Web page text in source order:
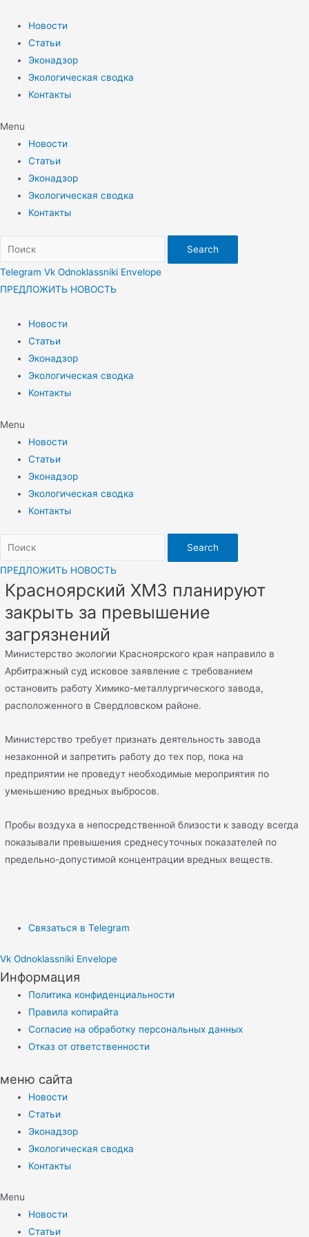
содержимому
Новости
Статьи
Эконадзор
Экологическая сводка
Контакты
Menu
Новости
Статьи
Эконадзор
Экологическая сводка
Контакты
Search
Telegram Vk Odnoklassniki Envelope
ПРЕДЛОЖИТЬ НОВОСТЬ
Новости
Статьи
Эконадзор
Экологическая сводка
Контакты
Menu
Новости
Статьи
Эконадзор
Экологическая сводка
Контакты
Search
ПРЕДЛОЖИТЬ НОВОСТЬ
Красноярский ХМЗ планируют
закрыть за превышение
загрязнений
Министерство экологии Красноярского края направило в
Арбитражный суд исковое заявление с требованием
остановить работу Химико-металлургического завода,
расположенного в Свердловском районе.
Министерство требует признать деятельность завода
незаконной и запретить работу до тех пор, пока на
предприятии не проведут необходимые мероприятия по
уменьшению вредных выбросов.
Пробы воздуха в непосредственной близости к заводу всегда
показывали превышения среднесуточных показателей по
предельно-допустимой концентрации вредных веществ.
Связаться в Telegram
Vk Odnoklassniki Envelope
Информация
Политика конфиденциальности
Правила копирайта
Согласие на обработку персональных данных
Отказ от ответственности
меню сайта
Новости
Статьи
Эконадзор
Экологическая сводка
Контакты
Menu
Новости
Статьи